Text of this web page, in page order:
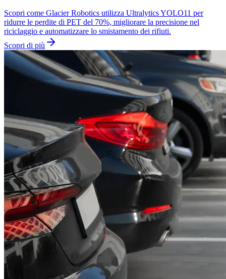
Scopri come Glacier Robotics utilizza Ultralytics YOLO11 per
ridurre le perdite di PET del 70%, migliorare la precisione nel
riciclaggio e automatizzare lo smistamento dei rifiuti.
Scopri di più